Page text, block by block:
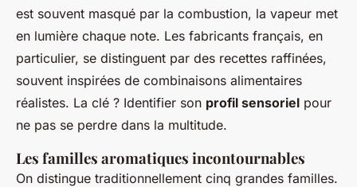
est souvent masqué par la combustion, la vapeur met
en lumière chaque note. Les fabricants français, en
particulier, se distinguent par des recettes raffinées,
souvent inspirées de combinaisons alimentaires
réalistes. La clé ? Identifier son profil sensoriel pour
ne pas se perdre dans la multitude.
Les familles aromatiques incontournables
On distingue traditionnellement cinq grandes familles.